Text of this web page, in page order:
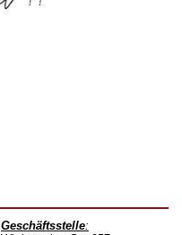
Geschäftsstelle: